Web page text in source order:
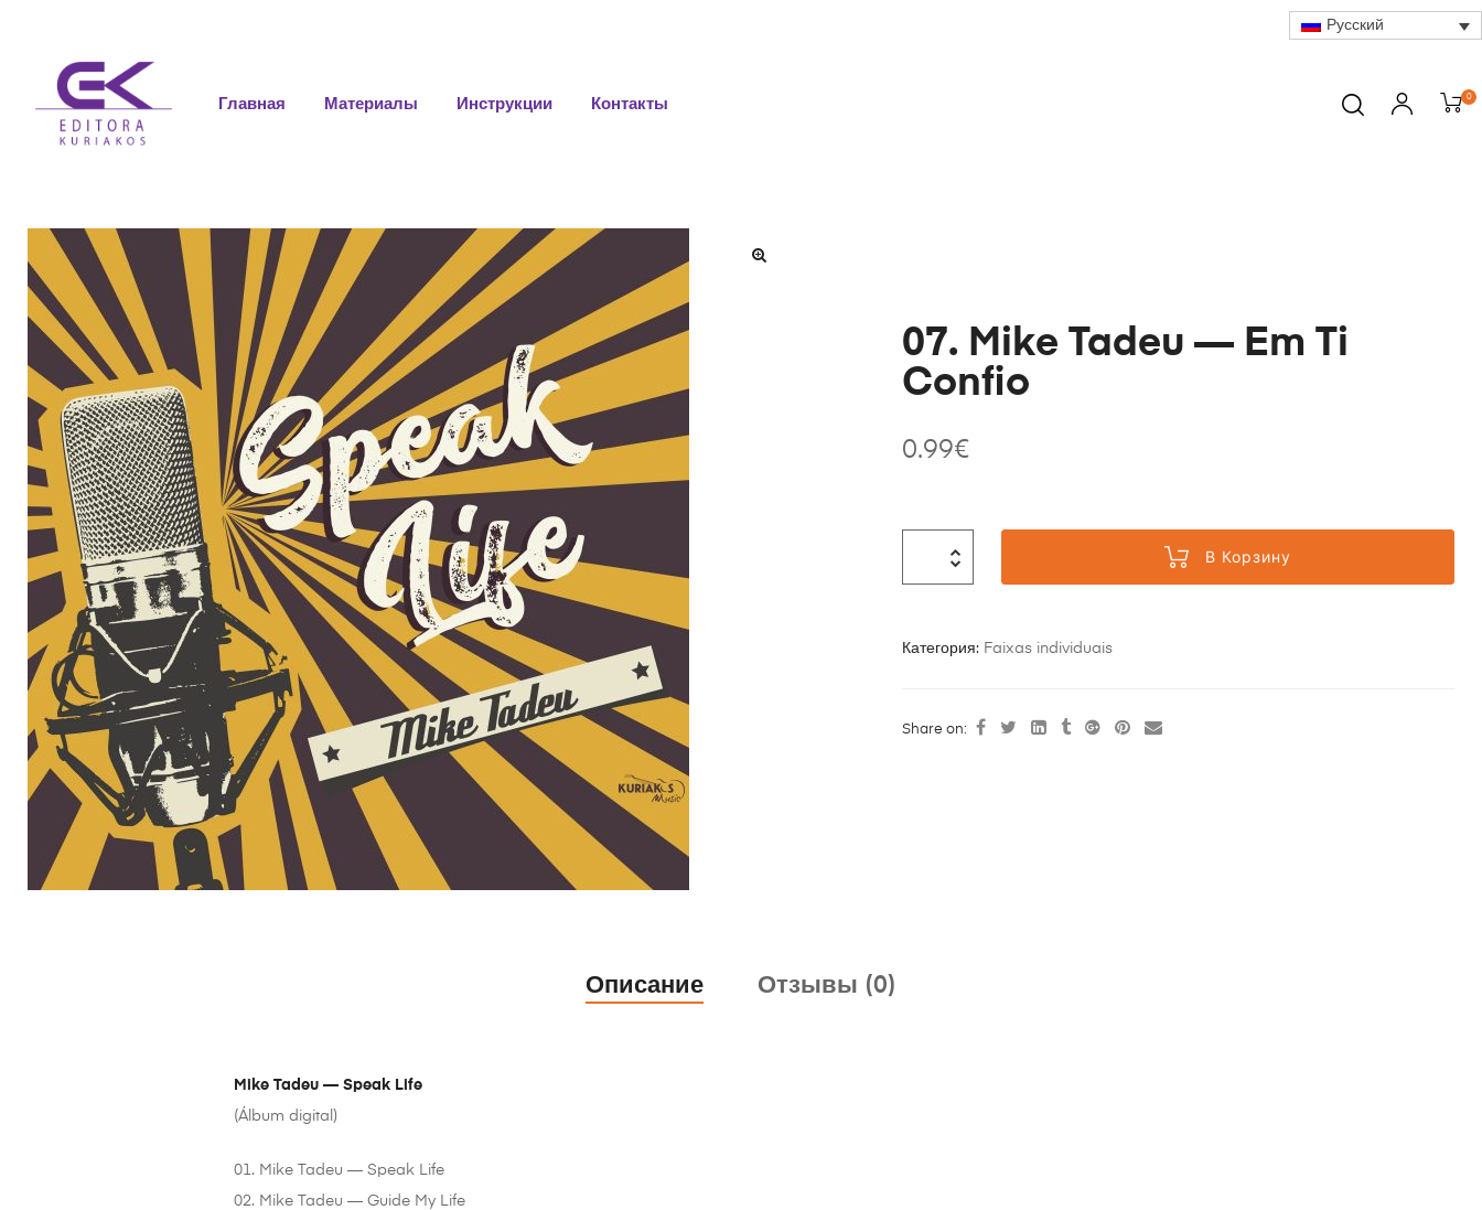
Русский
Главная Материалы Инструкции Контакты 0
07. Mike Tadeu — Em Ti
Confio
0.99€
В Корзину
Категория: Faixas individuais
Share on:
Описание Отзывы (0)
Mike Tadeu — Speak Life
(Álbum digital)
01. Mike Tadeu — Speak Life
02. Mike Tadeu — Guide My Life